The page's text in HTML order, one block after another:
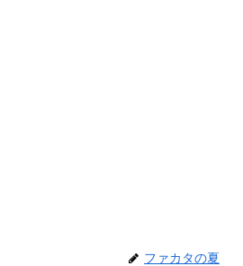
ファカタの夏